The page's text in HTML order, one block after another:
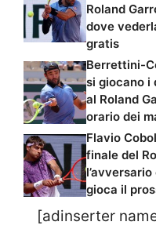
Roland
dove
gratis
Berrettini-
si giocano i
al Roland
orario dei
Flavio
finale del
gioca il
[adinserter